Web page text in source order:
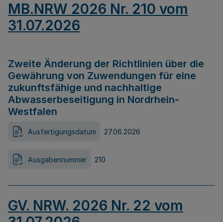
MB.NRW 2026 Nr. 210 vom
31.07.2026
Zweite Änderung der Richtlinien über die
Gewährung von Zuwendungen für eine
zukunftsfähige und nachhaltige
Abwasserbeseitigung in Nordrhein-
Westfalen
Ausfertigungsdatum 27.06.2026
Ausgabennummer 210
GV. NRW. 2026 Nr. 22 vom